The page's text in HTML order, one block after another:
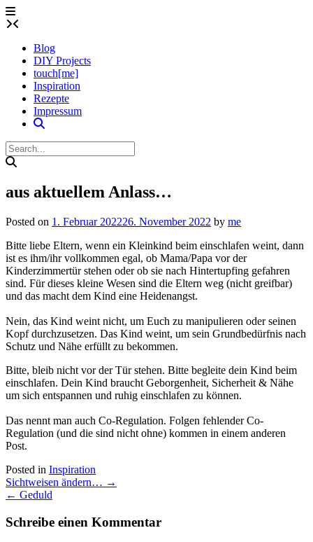
Skip
to
Blog
DIY Projects
touch[me]
Inspiration
Rezepte
Impressum
aus aktuellem Anlass…
Posted on 1. Februar 202226. November 2022 by me
Bitte liebe Eltern, wenn ein Kleinkind beim einschlafen weint, dann
ist es ihm/ihr vollkommen egal, ob Mama/Papa vor der
Kinderzimmertür stehen oder ob sie nach Hintertupfing gefahren
sind. Für dieses kleine Wesen sind die Eltern weg (nicht greifbar)
und das macht dem Kind eine Heidenangst.
Nein, das Kind weint nicht, um Euch zu manipulieren oder seinen
Kopf durchzusetzen. Das Kind weint, um sein Grundbedürfnis nach
Schutz und Nähe erfüllt zu bekommen.
Bitte, bleib nicht vor der Tür stehen. Bitte begleite dein Kind beim
einschlafen. Dein Kind braucht Geborgenheit, Sicherheit & Nähe
um sich entspannen und ruhig einschlafen zu können.
Das nennt man auch Co-Regulation. Folgen fehlender Co-
Regulation (und die sind nicht ohne) kommen in einem anderen
Post.
Posted in Inspiration
Post
navigation
Sichtweisen ändern… →
← Geduld
Schreibe einen Kommentar